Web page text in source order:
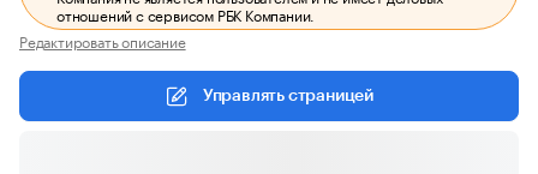
отношений с сервисом РБК Компании.
Редактировать описание
Управлять страницей